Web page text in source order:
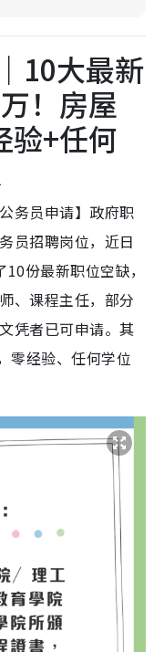
10大最新
！房屋
验+任何
务员申请】政府职
员招聘岗位，近日
份最新职位空缺，
、课程主任，部分
凭者已可申请。其
零经验、任何学位